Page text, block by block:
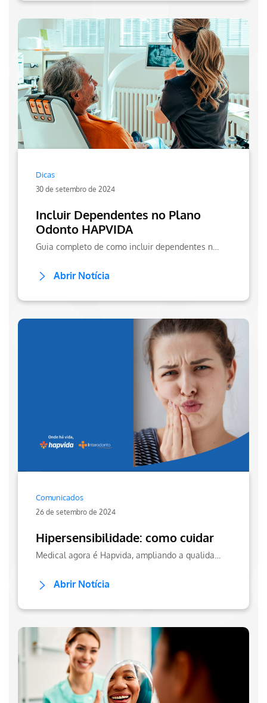
Dicas
30 de setembro de 2024
Incluir Dependentes no Plano
Odonto HAPVIDA
Abrir Notícia
Comunicados
26 de setembro de 2024
Hipersensibilidade: como cuidar
Abrir Notícia